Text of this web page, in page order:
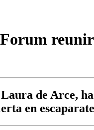
de Arce,
en